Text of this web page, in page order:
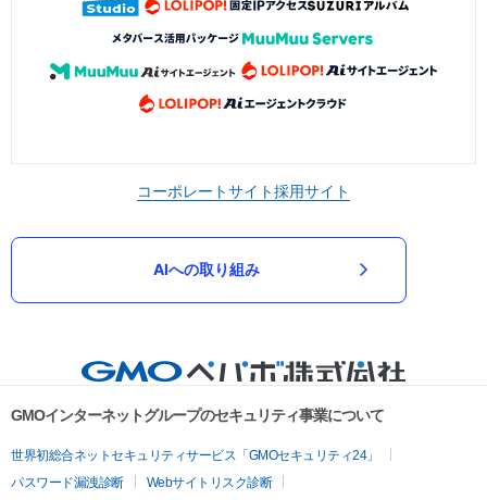
コーポレートサイト採用サイト
AIへの取り組み
GMOインターネットグループのセキュリティ事業について
世界初総合ネットセキュリティサービス「GMOセキュリティ24」
パスワード漏洩診断
Webサイトリスク診断